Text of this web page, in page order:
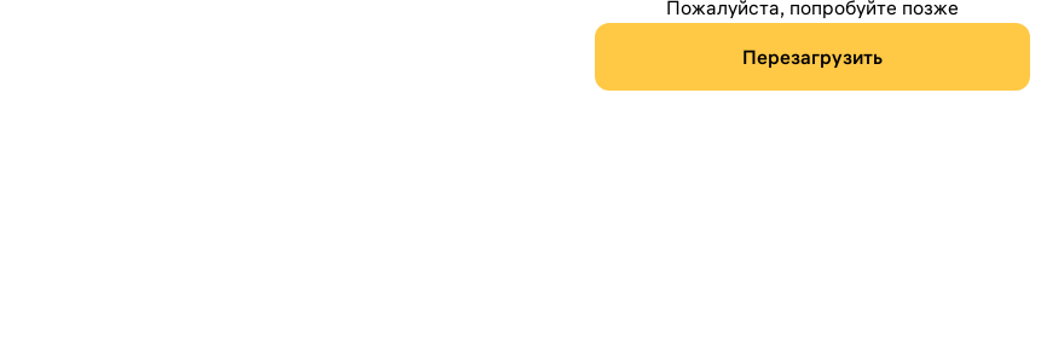
Пожалуйста, попробуйте позже
Перезагрузить